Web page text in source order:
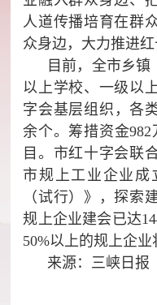
人道传播培育在群
众身边，大力推进红
目前，全市乡
以上学校、一级以
字会基层组织，各
余个。筹措资金
目。市红十字会联
市规上工业企业成
（试行）》，探索
规上企业建会已达
50%以上的规上企业
来源：三峡日报